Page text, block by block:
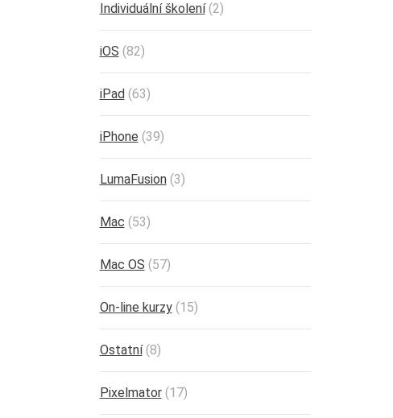
Individuální školení(2)
iOS (82)
iPad(63)
iPhone (39)
LumaFusion(3)
Mac (53)
Mac OS (57)
On-line kurzy(15)
Ostatní(8)
Pixelmator(17)